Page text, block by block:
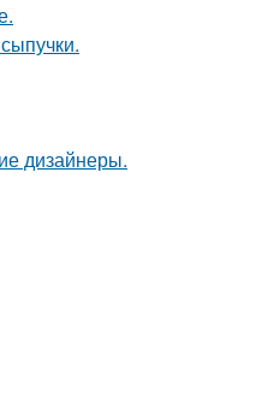
дизайнеры.